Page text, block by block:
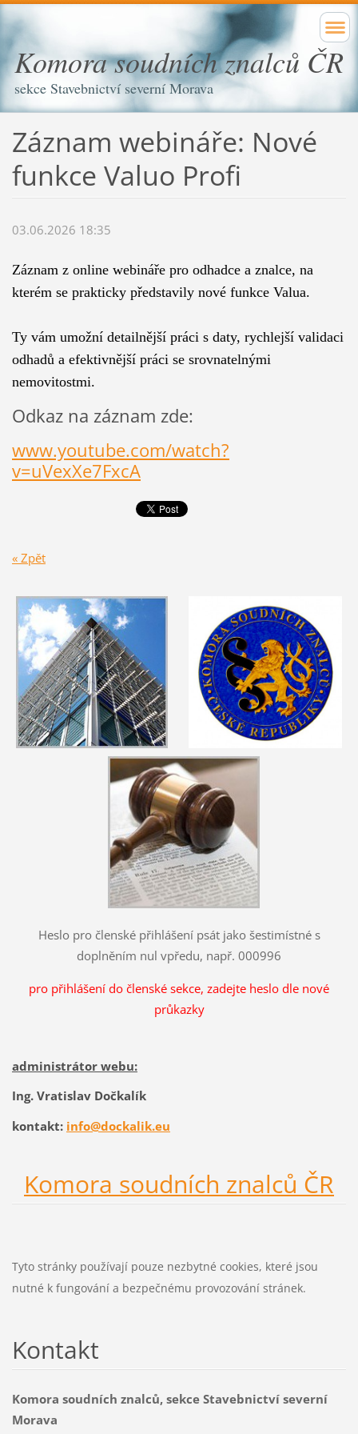
Komora soudních znalců ČR
sekce Stavebnictví severní Morava
Záznam webináře: Nové
funkce Valuo Profi
03.06.2026 18:35
Záznam z online webináře pro odhadce a znalce, na
kterém se prakticky představily nové funkce Valua.
Ty vám umožní detailnější práci s daty, rychlejší validaci
odhadů a efektivnější práci se srovnatelnými
nemovitostmi.
Odkaz na záznam zde:
www.youtube.com/watch?
v=uVexXe7FxcA
« Zpět
Heslo pro členské přihlášení psát jako šestimístné s
doplněním nul vpředu, např. 000996
pro přihlášení do členské sekce, zadejte heslo dle nové
průkazky
administrátor webu:
Ing. Vratislav Dočkalík
kontakt: info@dockalik.eu
Komora soudních znalců ČR
Tyto stránky používají pouze nezbytné cookies, které jsou
nutné k fungování a bezpečnému provozování stránek.
Kontakt
Komora soudních znalců, sekce Stavebnictví severní
Morava